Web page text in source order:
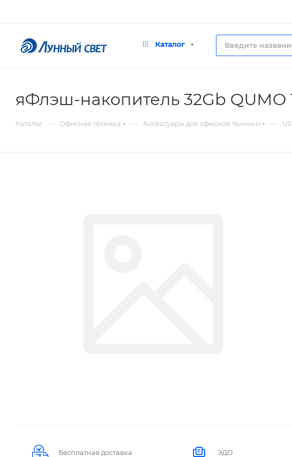
Каталог
яФлэш-накопитель 32Gb
Каталог — Офисная техника — Аксессуары для офисной техники —
Бесплатная доставка ЭДО